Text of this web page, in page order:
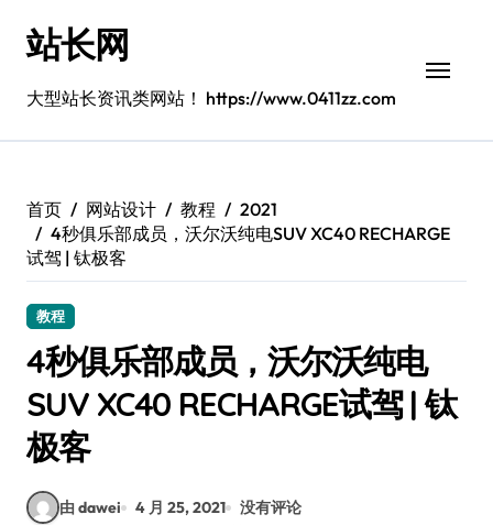
站长网
大型站长资讯类网站！ https://www.0411zz.com
首页 网站设计 教程
2021
4秒俱乐部成员，沃尔沃纯电SUV XC40 RECHARGE
试驾 | 钛极客
教程
4秒俱乐部成员，沃尔沃纯电
SUV XC40 RECHARGE试驾 | 钛
极客
由 dawei 4 月 25, 2021
没有评论